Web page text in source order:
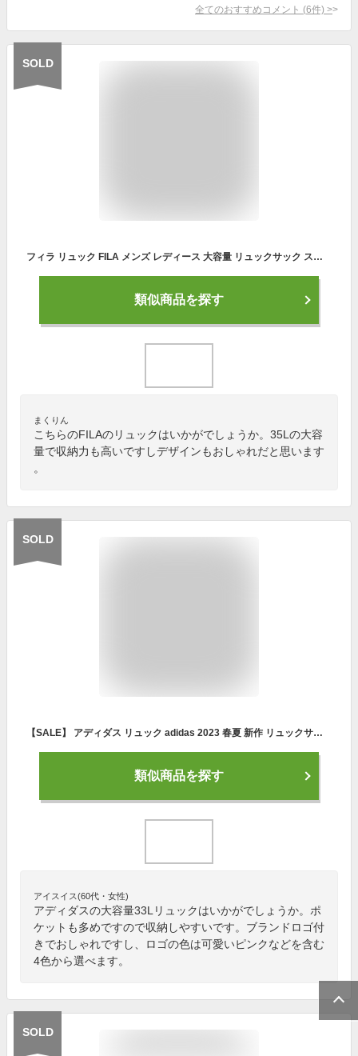
全てのおすすめコメント (6件) >
SOLD
フィラ リュック FILA メンズ レディース 大容量 リュックサック スクエア デイパック バックパック 通学 通学用 B4 A4 2ルーム スクエアリュック 35L 男女兼用 中学生 高校生 部活 学生 男の子 女の子 男子 女子 丈夫 PC タブレット ブラック ネイビー 7763
類似商品を探す
まくりん
こちらのFILAのリュックはいかがでしょうか。35Lの大容
量で収納力も高いですしデザインもおしゃれだと思います
。
SOLD
【SALE】 アディダス リュック adidas 2023 春夏 新作 リュックサック 通学 大容量 33L レディース メンズ 男女兼用 スクエア スクエアリュック 大きめ 男子 女子 学生 部活 A4 B4 ブラック 学校 中学 高校 大学 通勤 通勤用 PC タブレット 撥水 67892
類似商品を探す
アイスイス(60代・女性)
アディダスの大容量33Lリュックはいかがでしょうか。ポ
ケットも多めですので収納しやすいです。ブランドロゴ付
きでおしゃれですし、ロゴの色は可愛いピンクなどを含む
4色から選べます。
SOLD